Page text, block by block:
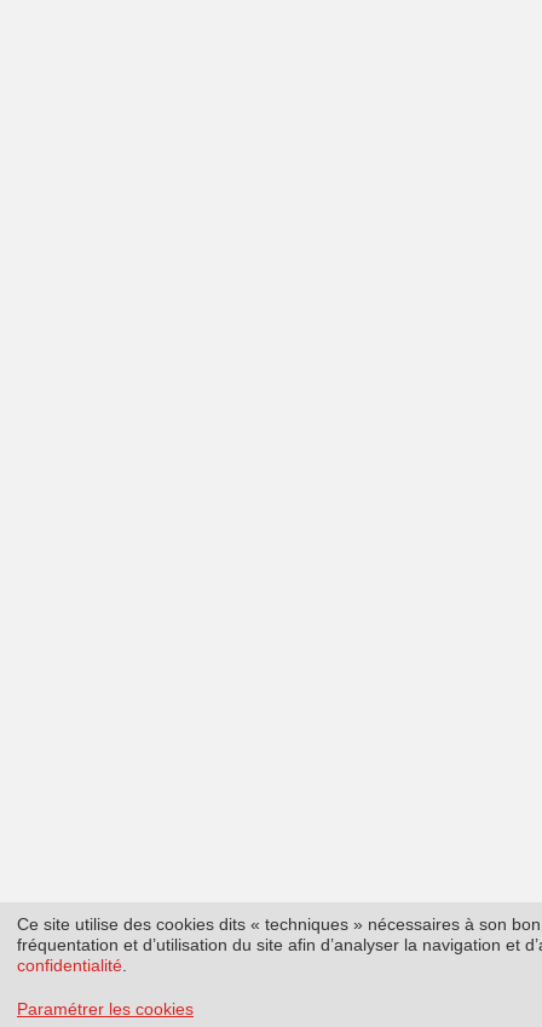
Ce site utilise des cookies dits « techniques » nécessaires à son
fréquentation et d’utilisation du site afin d’analyser la navigation et
confidentialité
Paramétrer les cookies